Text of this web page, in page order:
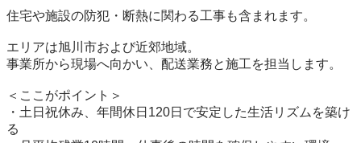
住宅や施設の防犯・断熱に関わる工事も含まれます。
エリアは旭川市および近郊地域。
事業所から現場へ向かい、配送業務と施工を担当します。
＜ここがポイント＞
・土日祝休み、年間休日120日で安定した生活リズムを築け
る